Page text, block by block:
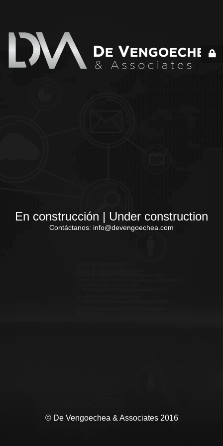
En construcción | Under construction
Contáctanos: info@devengoechea.com
© De Vengoechea & Associates 2016